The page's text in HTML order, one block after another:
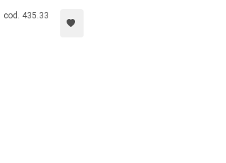
volontari, facilitatori di gruppi di auto-mutuo aiuto e
all’interno di questo volume i materiali elaborati e
cod. 435.33